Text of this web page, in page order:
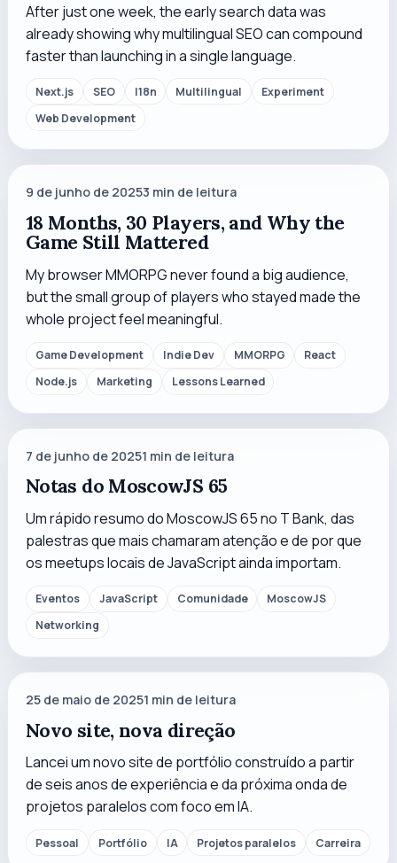
After just one week, the early search data was
already showing why multilingual SEO can compound
faster than launching in a single language.
Next.js SEO I18n Multilingual
Experiment
Web Development
9 de junho de 20253 min de leitura
18 Months, 30 Players, and Why the
Game Still Mattered
My browser MMORPG never found a big audience,
but the small group of players who stayed made the
whole project feel meaningful.
Game Development Indie Dev MMORPG
React
Node.js
Marketing Lessons Learned
7 de junho de 20251 min de leitura
Notas do MoscowJS 65
Um rápido resumo do MoscowJS 65 no T Bank, das
palestras que mais chamaram atenção e de por que
os meetups locais de JavaScript ainda importam.
Eventos JavaScript Comunidade
MoscowJS
Networking
25 de maio de 20251 min de leitura
Novo site, nova direção
Lancei um novo site de portfólio construído a partir
de seis anos de experiência e da próxima onda de
projetos paralelos com foco em IA.
Pessoal Portfólio IA Projetos paralelos Carreira